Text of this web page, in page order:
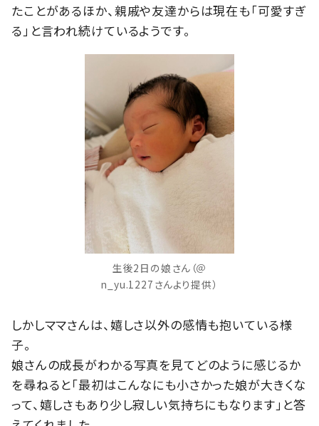
たことがあるほか、親戚や友達からは現在も「可愛すぎ
る」と言われ続けているようです。
生後2日の娘さん（＠
n_yu.1227さんより提供）
しかしママさんは、嬉しさ以外の感情も抱いている様
子。
娘さんの成長がわかる写真を見てどのように感じるか
を尋ねると「最初はこんなにも小さかった娘が大きくな
って、嬉しさもあり少し寂しい気持ちにもなります」と答